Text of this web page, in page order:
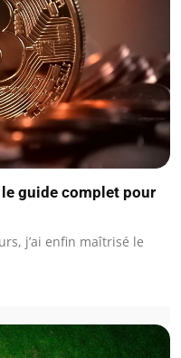
guide complet pour
j’ai enfin maîtrisé le